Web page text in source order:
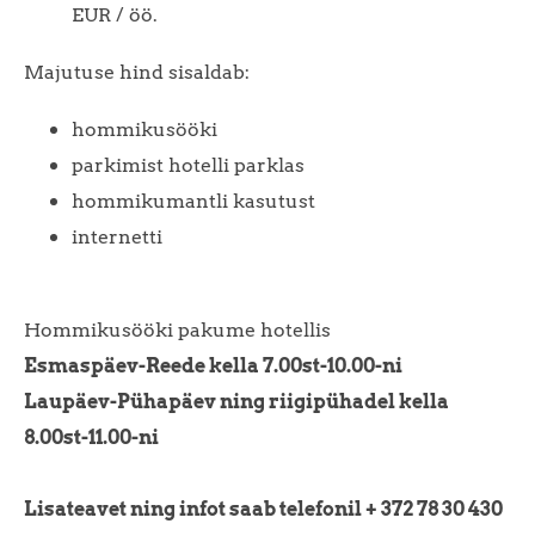
EUR / öö.
Majutuse hind sisaldab:
hommikusööki
parkimist hotelli parklas
hommikumantli kasutust
internetti
Hommikusööki pakume hotellis
Esmaspäev-Reede kella 7.00st-10.00-ni
Laupäev-Pühapäev ning riigipühadel kella
8.00st-11.00-ni
Lisateavet ning infot saab telefonil + 372 78 30 430